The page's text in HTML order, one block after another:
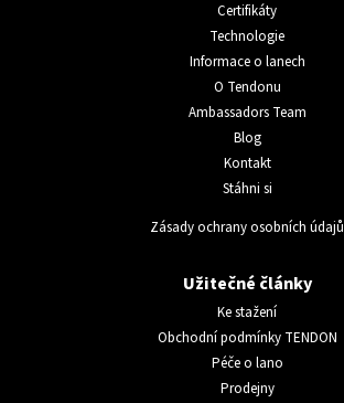
Certifikáty
Technologie
Informace o lanech
O Tendonu
Ambassadors Team
Blog
Kontakt
Stáhni si
Zásady ochrany osobních údajů
Užitečné články
Ke stažení
Obchodní podmínky TENDON
Péče o lano
Prodejny